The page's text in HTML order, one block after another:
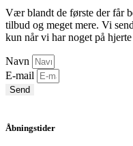
Vær blandt de første der får
tilbud og meget mere. Vi
kun når vi har noget på
Navn
E-mail
Send
Åbningstider